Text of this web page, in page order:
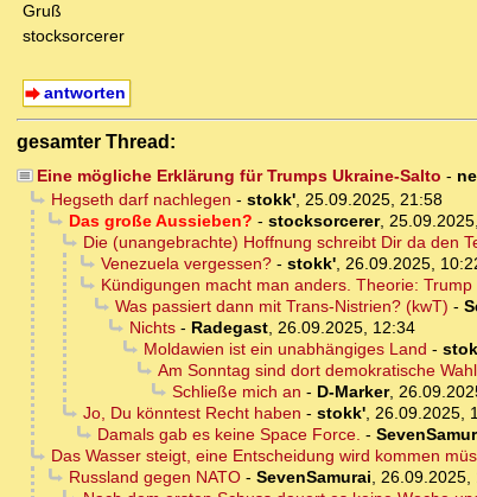
Gruß
stocksorcerer
antworten
gesamter Thread:
Eine mögliche Erklärung für Trumps Ukraine-Salto -
Hegseth darf nachlegen - stokk', 25.09.2025, 21:58
Das große Aussieben? - stocksorcerer,
Die (unangebrachte) Hoffnung schreibt Dir da den
Venezuela vergessen?- stokk', 26.09.2025,
Kündigungen macht man anders. Theorie:
Was passiert dann mit Trans-Nistrien? (kwT) -
Nichts- Radegast, 26.09.2025, 12:34
Moldawien ist ein unabhängiges Land -
Am Sonntag sind dort demokratische
Schließe mich an - D-Marker,
Jo, Du könntest Recht haben - stokk', 26.09.2025,
Damals gab es keine Space Force. -
Das Wasser steigt, eine Entscheidung wird kommen
Russland gegen NATO- SevenSamurai, 26.09.2025,